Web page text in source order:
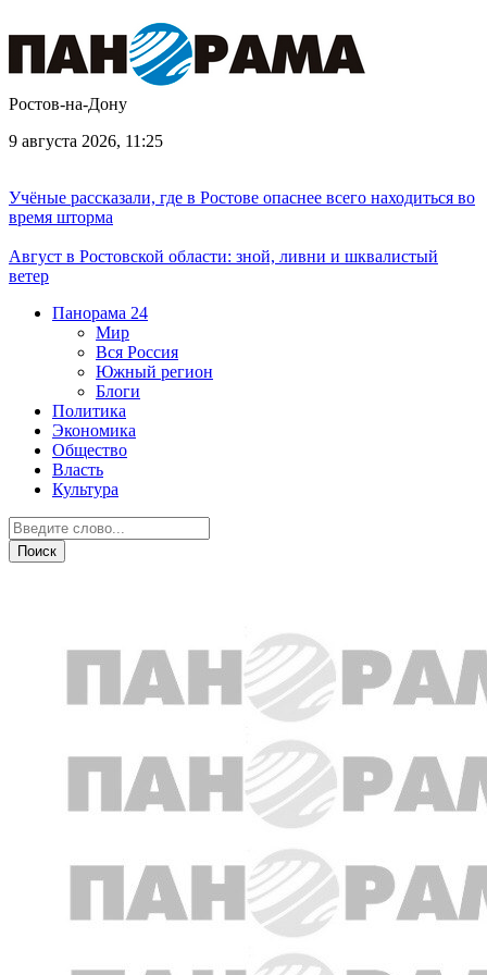
Ростов-на-Дону
9 августа 2026, 11:25
Учёные рассказали, где в Ростове опаснее всего находиться во
время шторма
Август в Ростовской области: зной, ливни и шквалистый
ветер
Панорама 24
Мир
Вся Россия
Южный регион
Блоги
Политика
Экономика
Общество
Власть
Культура